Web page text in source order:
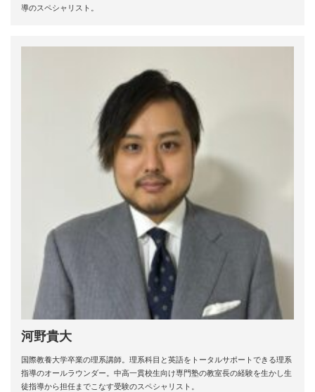
導のスペシャリスト。
河野貴大
国際教養大学卒業の理系講師。理系科目と英語をトータルサポートできる理系
指導のオールラウンダー。中高一貫校生向け専門塾の教室長の経験を生かし生
徒指導から担任までこなす受験のスペシャリスト。